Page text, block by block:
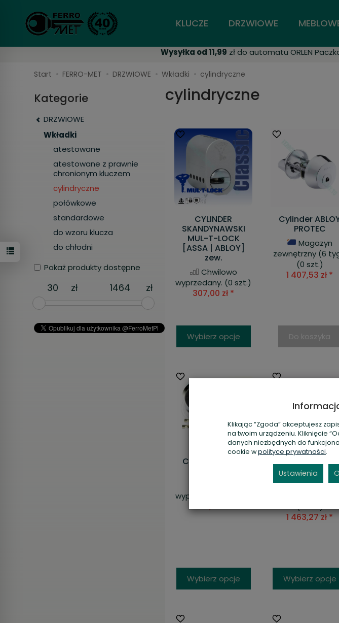
Wysyłka od 11,99 zł do automatu ORLEN
KLUCZE DRZWIOWE
Start FERRO-MET DRZWIOWE Wkładki cylindryczne
cylindryczne
CYLINDER
SKANDYNAWSKI
MUL-T-LOCK
[ASSA | ABLOY]
zew.
Chwilowo
wyprzedany. (0 szt.)
307,00 zł *
Wybierz opcje
Cylinder
PROTEC
Magazyn
zewnętrzny (6
(0 szt.)
1 407,53 zł *
Do koszyka
Cylinder ABLOY
wyprzedany.
684,13 zł *
Wybierz opcje
Cylinder
PROTEC2
Magazyn
1 463,27 zł *
Wybierz opcje
Kategorie
DRZWIOWE
Wkładki
atestowane
atestowane z prawnie
chronionym kluczem
cylindryczne
połówkowe
standardowe
do wzoru klucza
do chłodni
Pokaż produkty dostępne
zł zł
Klikając “Zgoda” akceptujesz
na twoim urządzeniu. Kliknięcie
danych niezbędnych do
cookie wpolityce prywatności.
Ustawienia